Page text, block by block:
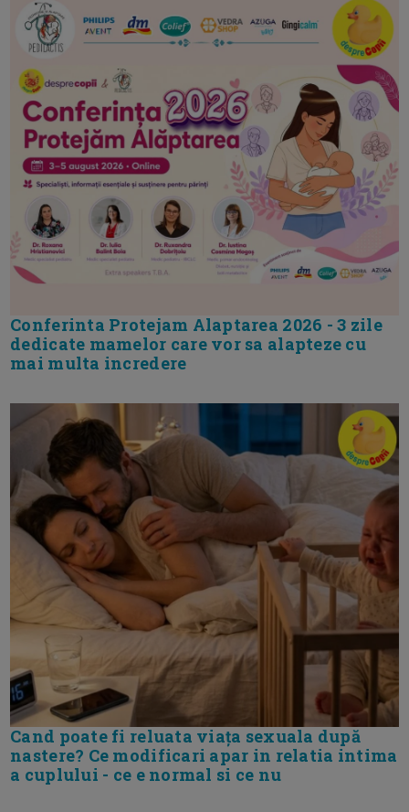
Conferinta Protejam Alaptarea 2026 - 3 zile
dedicate mamelor care vor sa alapteze cu
mai multa incredere
Cand poate fi reluata viața sexuala după
nastere? Ce modificari apar in relatia intima
a cuplului - ce e normal si ce nu